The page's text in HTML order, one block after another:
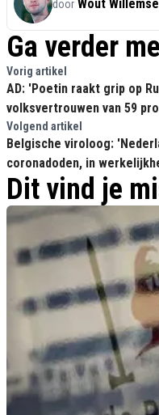
door Wout
Ga verder
Vorig artikel
AD: 'Poetin raakt grip op
volksvertrouwen van 59
minder!
Volgend artikel
Belgische viroloog:
coronadoden, in
Dit vind je